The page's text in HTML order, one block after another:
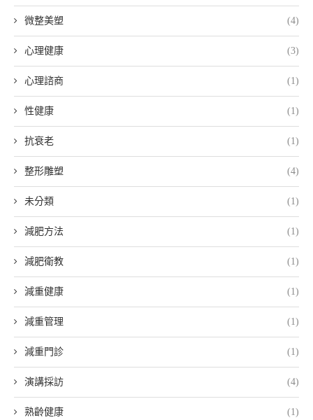
微整美塑 (4)
心理健康 (3)
心理諮商 (1)
性健康 (1)
抗衰老 (1)
整形雕塑 (4)
未分類 (1)
減肥方法 (1)
減肥衛教 (1)
減重健康 (1)
減重管理 (1)
減重門診 (1)
演講採訪 (4)
熟齡健康 (1)